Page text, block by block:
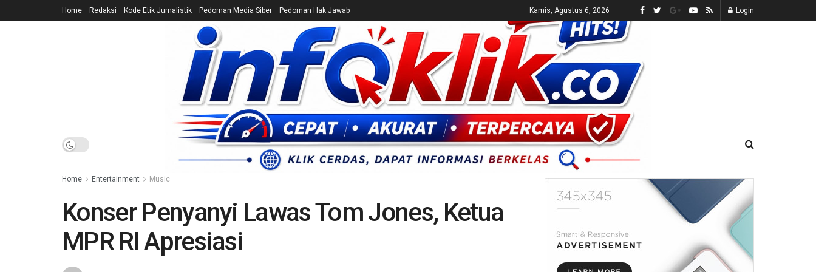
Home Redaksi Kode Etik Jurnalistik Pedoman Media Siber Pedoman Hak Jawab Kamis, Agustus 6, 2026 Login
HOME NEWS CEK FAKTA ENTERTAINMENT BREAKING NEWS UMUM E-KORAN LIVE TV
Home Entertainment Music
Konser Penyanyi Lawas Tom Jones, Ketua
MPR RI Apresiasi